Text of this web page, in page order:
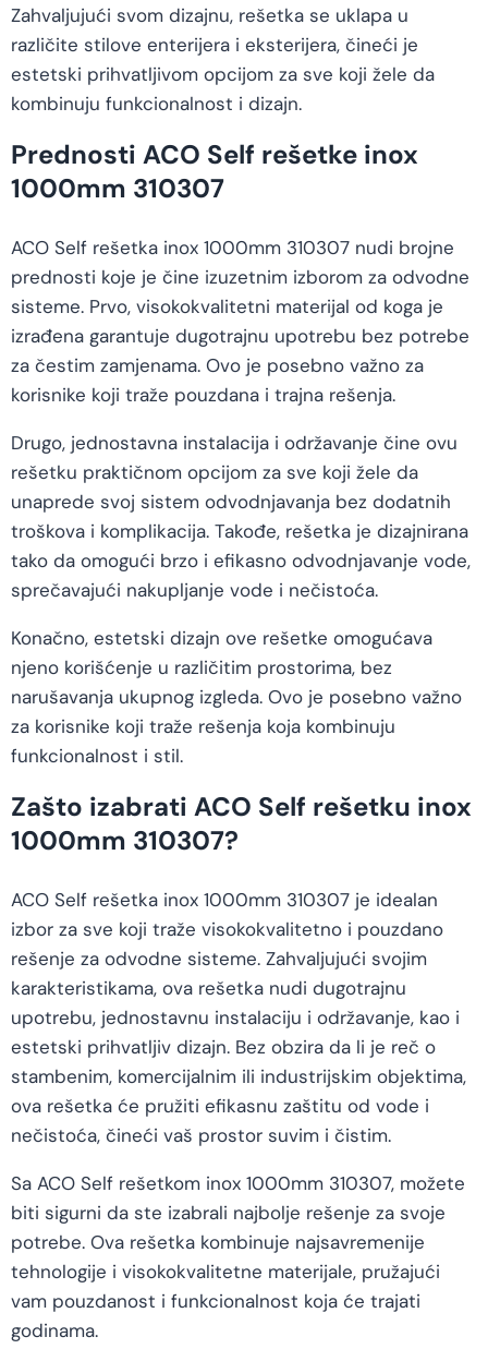
Zahvaljujući svom dizajnu, rešetka se uklapa u
različite stilove enterijera i eksterijera, čineći je
estetski prihvatljivom opcijom za sve koji žele da
kombinuju funkcionalnost i dizajn.
Prednosti ACO Self rešetke inox
1000mm 310307
ACO Self rešetka inox 1000mm 310307 nudi brojne
prednosti koje je čine izuzetnim izborom za odvodne
sisteme. Prvo, visokokvalitetni materijal od koga je
izrađena garantuje dugotrajnu upotrebu bez potrebe
za čestim zamjenama. Ovo je posebno važno za
korisnike koji traže pouzdana i trajna rešenja.
Drugo, jednostavna instalacija i održavanje čine ovu
rešetku praktičnom opcijom za sve koji žele da
unaprede svoj sistem odvodnjavanja bez dodatnih
troškova i komplikacija. Takođe, rešetka je dizajnirana
tako da omogući brzo i efikasno odvodnjavanje vode,
sprečavajući nakupljanje vode i nečistoća.
Konačno, estetski dizajn ove rešetke omogućava
njeno korišćenje u različitim prostorima, bez
narušavanja ukupnog izgleda. Ovo je posebno važno
za korisnike koji traže rešenja koja kombinuju
funkcionalnost i stil.
Zašto izabrati ACO Self rešetku inox
1000mm 310307?
ACO Self rešetka inox 1000mm 310307 je idealan
izbor za sve koji traže visokokvalitetno i pouzdano
rešenje za odvodne sisteme. Zahvaljujući svojim
karakteristikama, ova rešetka nudi dugotrajnu
upotrebu, jednostavnu instalaciju i održavanje, kao i
estetski prihvatljiv dizajn. Bez obzira da li je reč o
stambenim, komercijalnim ili industrijskim objektima,
ova rešetka će pružiti efikasnu zaštitu od vode i
nečistoća, čineći vaš prostor suvim i čistim.
Sa ACO Self rešetkom inox 1000mm 310307, možete
biti sigurni da ste izabrali najbolje rešenje za svoje
potrebe. Ova rešetka kombinuje najsavremenije
tehnologije i visokokvalitetne materijale, pružajući
vam pouzdanost i funkcionalnost koja će trajati
godinama.